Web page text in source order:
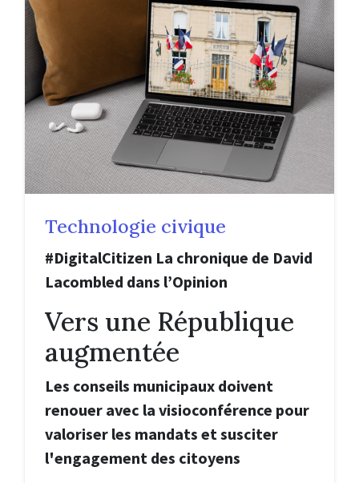
Technologie civique
#DigitalCitizen La chronique de David
Lacombled dans l’Opinion
Vers une République
augmentée
Les conseils municipaux doivent
renouer avec la visioconférence pour
valoriser les mandats et susciter
l'engagement des citoyens